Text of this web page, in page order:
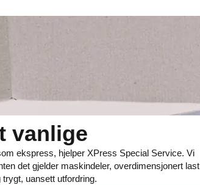
vanlige
ekspress, hjelper XPress Special Service. Vi
det gjelder maskindeler, overdimensjonert last
uansett utfordring.